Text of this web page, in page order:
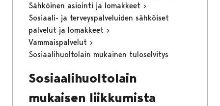
Sähköinen asiointi ja lomakkeet
Sosiaali- ja terveyspalveluiden sähköiset
palvelut ja lomakkeet
Vammaispalvelut
Sosiaalihuoltolain mukainen tuloselvitys
Sosiaalihuoltolain
mukaisen liikkumista